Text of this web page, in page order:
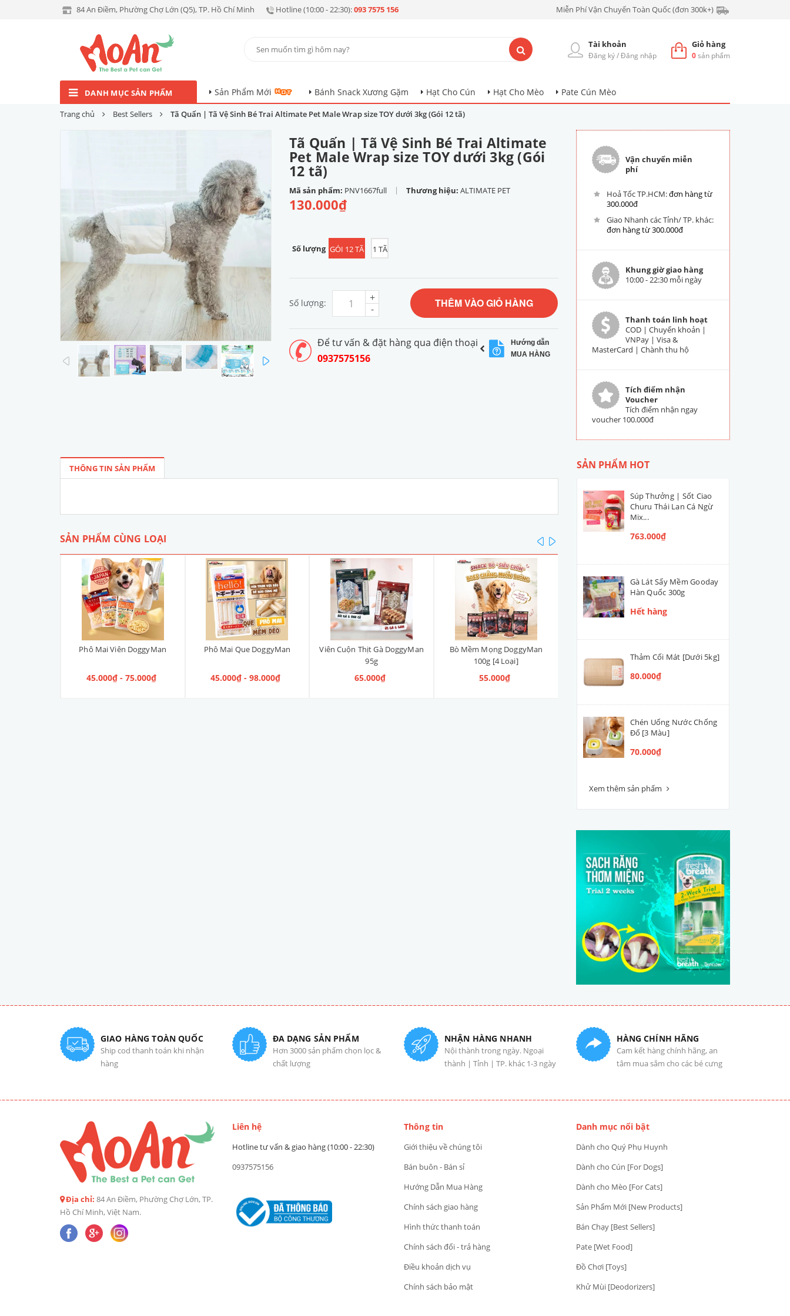
84 An Điềm, Phường Chợ Lớn (Q5), TP. Hồ Chí Minh Hotline (10:00 - 22:30):093 7575 156 Miễn Phí Vận Chuyển Toàn Quốc (đơn 300k+)
Giỏ hàng
0sản phẩm
Tài khoản
Đăng ký/Đăng nhập
DANH MỤC SẢN PHẨM Sản Phẩm Mới Bánh Snack Xương Gặm Hạt Cho Cún Hạt Cho Mèo Pate Cún Mèo
Trang chủ Best Sellers Tã Quấn | Tã Vệ Sinh Bé Trai Altimate Pet Male Wrap size TOY dưới 3kg (Gói 12 tã)
prev next
Tã Quấn | Tã Vệ Sinh Bé Trai Altimate
Pet Male Wrap size TOY dưới 3kg (Gói
12 tã)
Mã sản phẩm: PNV1667full | Thương hiệu: ALTIMATE PET
130.000₫
Số lượng GÓI 12 TÃ 1 TÃ
Số lượng: -
+ THÊM VÀO GIỎ HÀNG
Để tư vấn & đặt hàng qua điện thoại
0937575156
Hướng dẫn
MUA HÀNG
Vận chuyển miễn
phí
Hoả Tốc TP.HCM:đơn hàng từ
300.000đ
Giao Nhanh các Tỉnh/ TP. khác:
đơn hàng từ 300.000đ
Khung giờ giao hàng
10:00 - 22:30 mỗi ngày
Thanh toán linh hoạt
COD | Chuyển khoản |
VNPay | Visa &
MasterCard | Chành thu hộ
Tích điểm nhận
Voucher
Tích điểm nhận ngay
voucher 100.000đ
THÔNG TIN SẢN PHẨM
SẢN PHẨM CÙNG LOẠI
Phô Mai Viên DoggyMan
45.000₫ - 75.000₫
Phô Mai Que DoggyMan
45.000₫ - 98.000₫
Viên Cuộn Thịt Gà DoggyMan
95g
65.000₫
Bò Mềm Mọng DoggyMan
100g [4 Loại]
55.000₫
DoggyMan 100g
45.000₫
DoggyMan 100g
prev
SẢN PHẨM HOT
Súp Thưởng | Sốt Ciao
Churu Thái Lan Cá Ngừ
Mix...
763.000₫
Gà Lát Sấy Mềm Gooday
Hàn Quốc 300g
Hết hàng
Thảm Cối Mát [Dưới 5kg]
80.000₫
Chén Uống Nước Chống
Đổ [3 Màu]
70.000₫
Xem thêm sản phẩm
GIAO HÀNG TOÀN QUỐC
Ship cod thanh toán khi nhận
hàng
ĐA DẠNG SẢN PHẨM
Hơn 3000 sản phẩm chọn lọc &
chất lượng
NHẬN HÀNG NHANH
Nội thành trong ngày. Ngoại
thành | Tỉnh | TP. khác 1-3 ngày
HÀNG CHÍNH HÃNG
Cam kết hàng chính hãng, an
tâm mua sắm cho các bé cưng
Địa chỉ: 84 An Điềm, Phường Chợ Lớn, TP.
Hồ Chí Minh, Việt Nam.
Liên hệ
Hotline tư vấn & giao hàng (10:00 - 22:30)
0937575156
Thông tin
Giới thiệu về chúng tôi
Bán buôn - Bán sỉ
Hướng Dẫn Mua Hàng
Chính sách giao hàng
Hình thức thanh toán
Chính sách đổi - trả hàng
Điều khoản dịch vụ
Chính sách bảo mật
Danh mục nổi bật
Dành cho Quý Phụ Huynh
Dành cho Cún [For Dogs]
Dành cho Mèo [For Cats]
Sản Phẩm Mới [New Products]
Bán Chạy [Best Sellers]
Pate [Wet Food]
Đồ Chơi [Toys]
Khử Mùi [Deodorizers]